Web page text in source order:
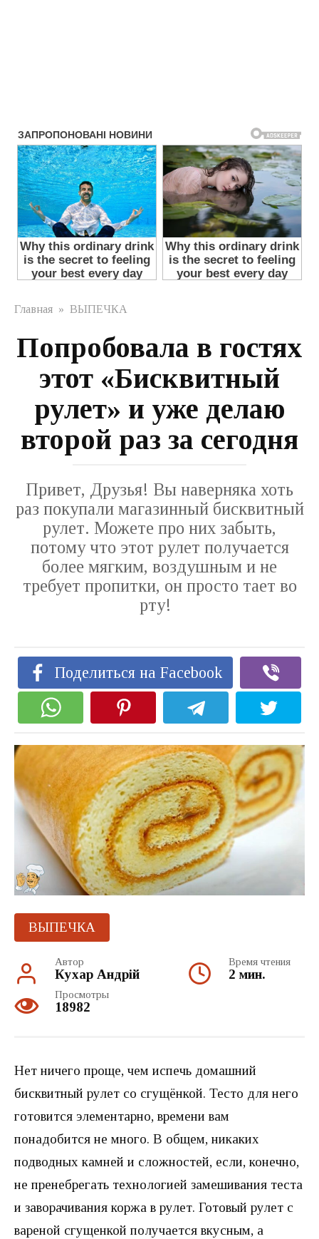
Главная » ВЫПЕЧКА
Попробовала в гостях
этот «Бисквитный
рулет» и уже делаю
второй раз за сегодня
Привет, Друзья! Вы наверняка хоть
раз покупали магазинный бисквитный
рулет. Можете про них забыть,
потому что этот рулет получается
более мягким, воздушным и не
требует пропитки, он просто тает во
рту!
Поделиться на Facebook
ВЫПЕЧКА
Автор
Кухар Андрій
Время чтения
2 мин.
Просмотры
18982
Нет ничего проще, чем испечь домашний
бисквитный рулет со сгущёнкой. Тесто для него
готовится элементарно, времени вам
понадобится не много. В общем, никаких
подводных камней и сложностей, если, конечно,
не пренебрегать технологией замешивания теста
и заворачивания коржа в рулет. Готовый рулет с
вареной сгущенкой получается вкусным, а